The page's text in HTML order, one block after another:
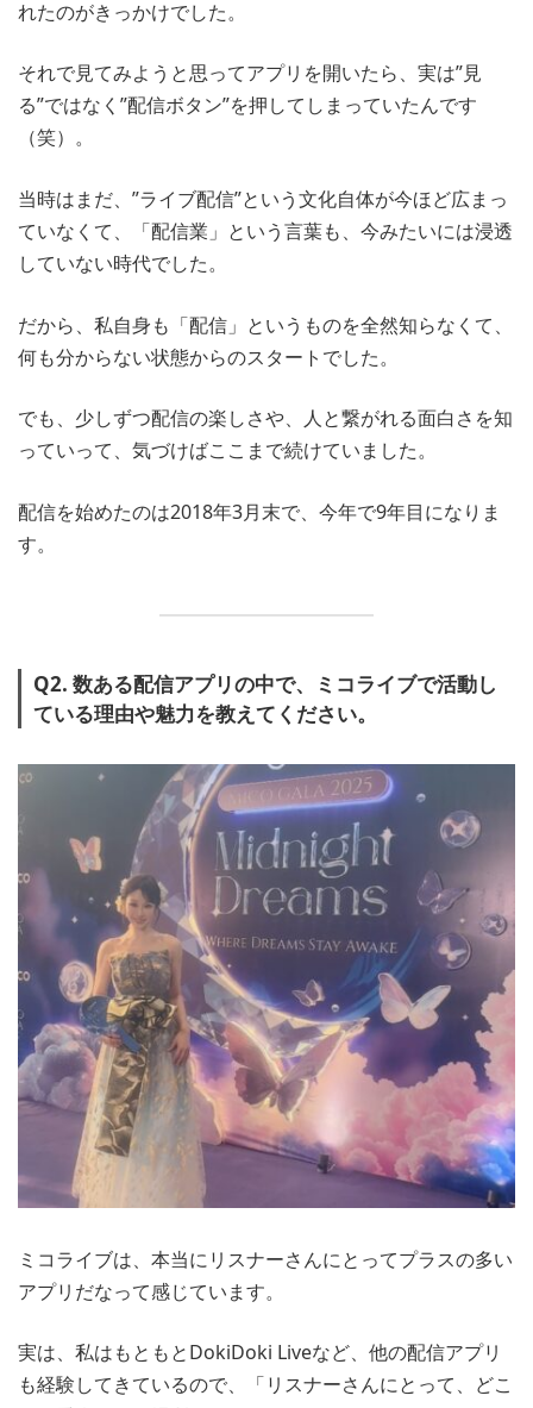
れたのがきっかけでした。
それで見てみようと思ってアプリを開いたら、実は”見
る”ではなく”配信ボタン”を押してしまっていたんです
（笑）。
当時はまだ、”ライブ配信”という文化自体が今ほど広まっ
ていなくて、「配信業」という言葉も、今みたいには浸透
していない時代でした。
だから、私自身も「配信」というものを全然知らなくて、
何も分からない状態からのスタートでした。
でも、少しずつ配信の楽しさや、人と繋がれる面白さを知
っていって、気づけばここまで続けていました。
配信を始めたのは2018年3月末で、今年で9年目になりま
す。
Q2. 数ある配信アプリの中で、ミコライブで活動し
ている理由や魅力を教えてください。
ミコライブは、本当にリスナーさんにとってプラスの多い
アプリだなって感じています。
実は、私はもともとDokiDoki Liveなど、他の配信アプリ
も経験してきているので、「リスナーさんにとって、どこ